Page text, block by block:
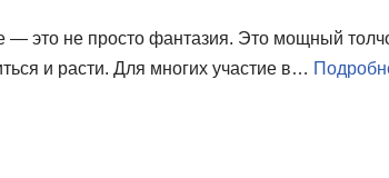
— это не просто фантазия. Это мощный
и расти. Для многих участие в…